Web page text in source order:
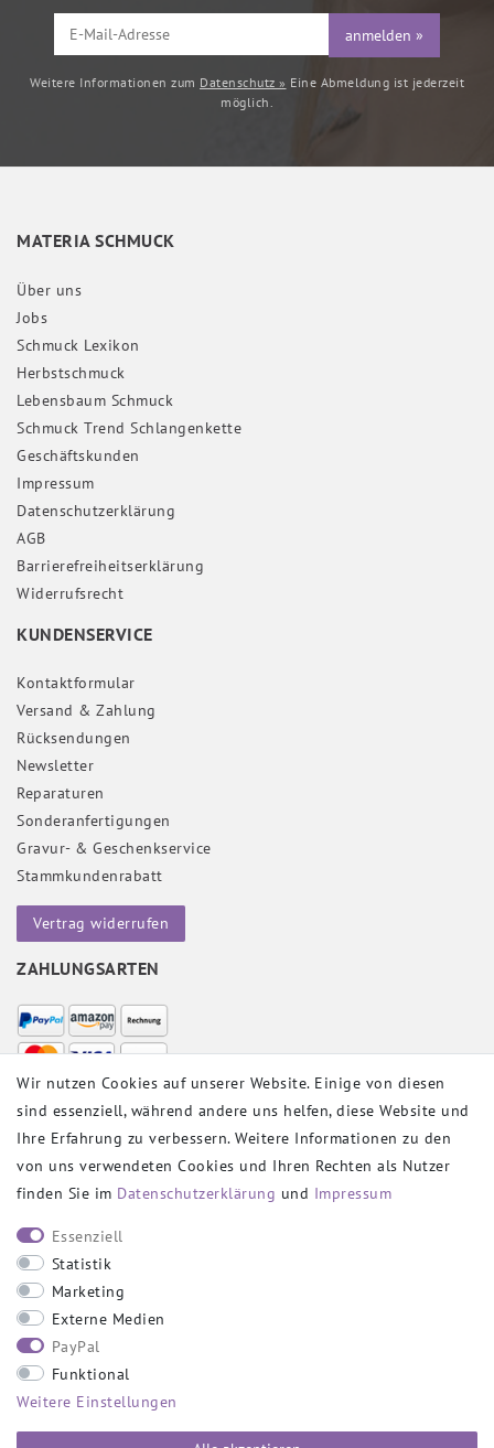
anmelden »
Weitere Informationen zum Datenschutz » Eine Abmeldung ist jederzeit
möglich.
MATERIA SCHMUCK
Über uns
Jobs
Schmuck Lexikon
Herbstschmuck
Lebensbaum Schmuck
Schmuck Trend Schlangenkette
Geschäftskunden
Impressum
Daten­schutz­erklärung
AGB
Barrierefreiheitserklärung
Widerrufs­recht
KUNDENSERVICE
Kontaktformular
Versand & Zahlung
Rücksendungen
Newsletter
Reparaturen
Sonderanfertigungen
Gravur- & Geschenkservice
Stammkundenrabatt
Vertrag widerrufen
ZAHLUNGSARTEN
VERSANDPARTNER
SOCIAL
SICHER EINKAUFEN
Wir nutzen Cookies auf unserer Website. Einige von diesen
sind essenziell, während andere uns helfen, diese Website und
Ihre Erfahrung zu verbessern. Weitere Informationen zu den
von uns verwendeten Cookies und Ihren Rechten als Nutzer
finden Sie im Daten­schutz­erklärung und Impressum
Essenziell
Statistik
Marketing
Externe Medien
PayPal
Funktional
Weitere Einstellungen